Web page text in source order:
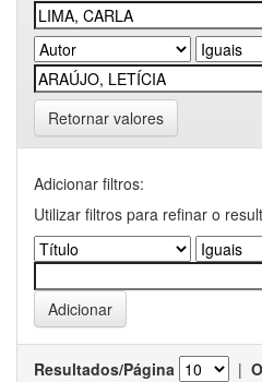
Retornar valores
Adicionar filtros:
Utilizar filtros para refinar o
Resultados/Página |